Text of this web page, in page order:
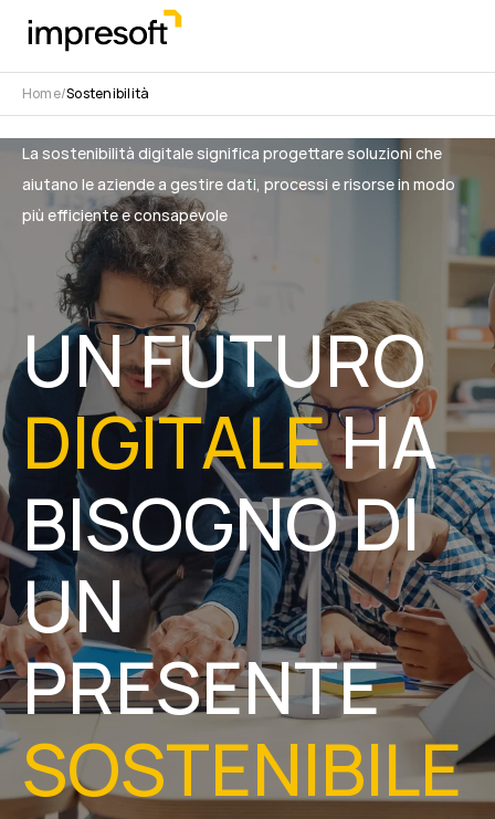
Home Sostenibilità
La sostenibilità digitale significa progettare soluzioni che
aiutano le aziende a gestire dati, processi e risorse in modo
più efficiente e consapevole
UN FUTURO
DIGITALEHA
BISOGNO DI
UN
PRESENTE
SOSTENIBILE